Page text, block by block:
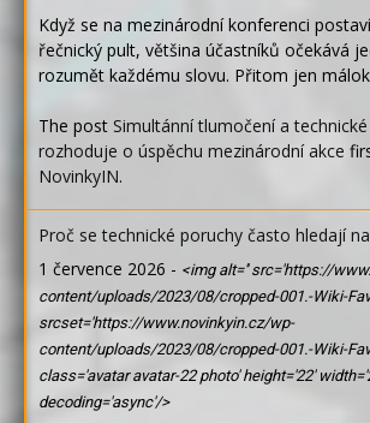
Když se na mezinárodní konferenci
řečnický pult, většina účastníků očekává
rozumět každému slovu. Přitom jen
The post Simultánní tlumočení a
rozhoduje o úspěchu mezinárodní akce
NovinkyIN.
Proč se technické poruchy často hledají
1 července 2026 - <img alt='' src='https://
content/uploads/2023/08/cropped-001.-Wiki-
srcset='https://www.novinkyin.cz/wp-
content/uploads/2023/08/cropped-001.-Wiki-
class='avatar avatar-22 photo' height='22'
decoding='async'/>